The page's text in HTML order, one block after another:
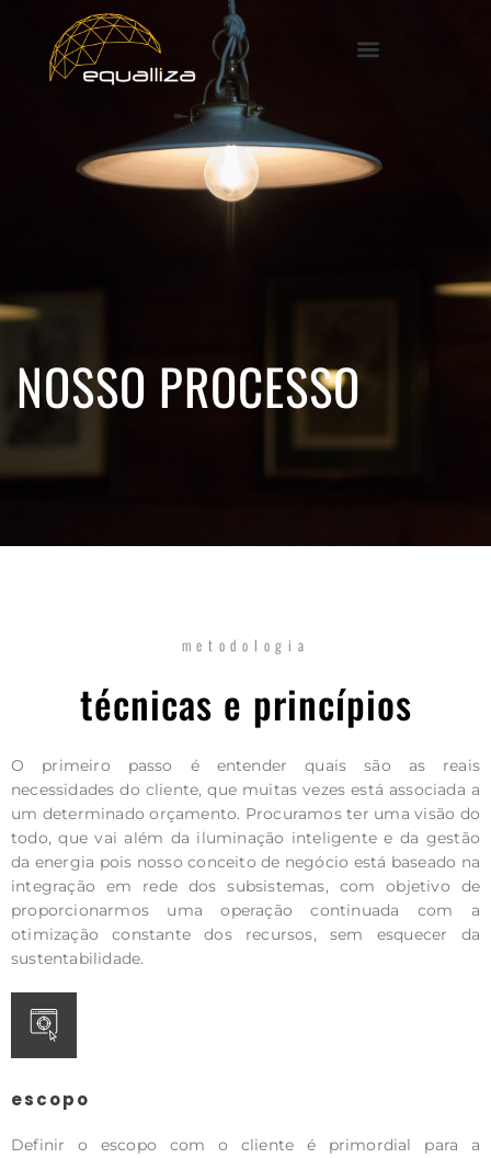
conteúdo
NOSSO PROCESSO
metodologia
técnicas e princípios
O primeiro passo é entender quais são as reais
necessidades do cliente, que muitas vezes está associada a
um determinado orçamento. Procuramos ter uma visão do
todo, que vai além da iluminação inteligente e da gestão
da energia pois nosso conceito de negócio está baseado na
integração em rede dos subsistemas, com objetivo de
proporcionarmos uma operação continuada com a
otimização constante dos recursos, sem esquecer da
sustentabilidade.
escopo
Definir o escopo com o cliente é primordial para a